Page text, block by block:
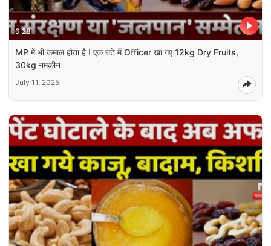
6:28
MP में भी कमाल होता है ! एक घंटे में Officer खा गए 12kg Dry Fruits,
30kg नमकीन
July 11, 2025